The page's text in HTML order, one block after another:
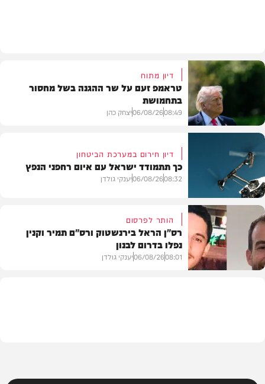
חדשות
דיון מתוח
טראמפ זעם על שר ההגנה בשל מחסור
בתחמושת
08:49
06/08/26יצחק כהן
חדשות
דיון חירום במערכת הביטחון
כך תתמודד ישראל עם איום רחפני הנפץ
08:32
06/08/26יענקי גולדן
הותר לפרסום
רס"ן הראל בירנשטוק ורס"ם תמיר וקנין
נפלו בדרום לבנון
08:01
06/08/26יענקי גולדן